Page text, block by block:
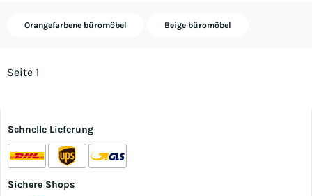
Orangefarbene büromöbel Beige büromöbel
Seite 1
Schnelle Lieferung
Sichere Shops